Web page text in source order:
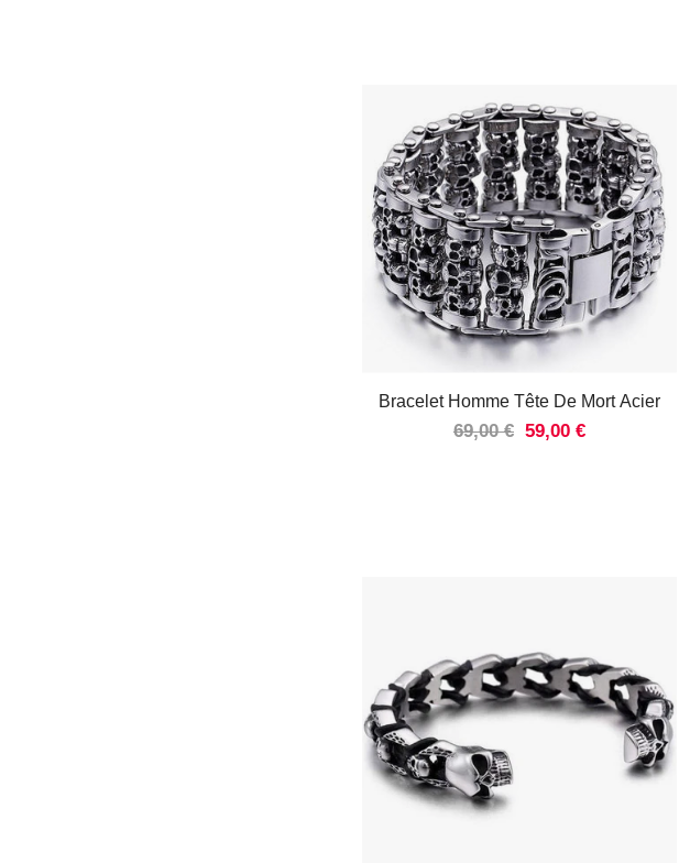
Bracelet Homme Tête De Mort Acier
69,00 € 59,00 €